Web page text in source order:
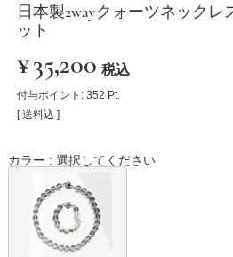
日本製2wayクォーツネック
ット
¥35,200 税込
付与ポイント: 352 Pt.
送料込
カラー 選択してください